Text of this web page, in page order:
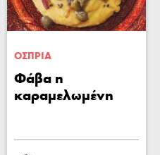
ΟΣΠΡΙΑ
Φάβα η
καραμελωμένη